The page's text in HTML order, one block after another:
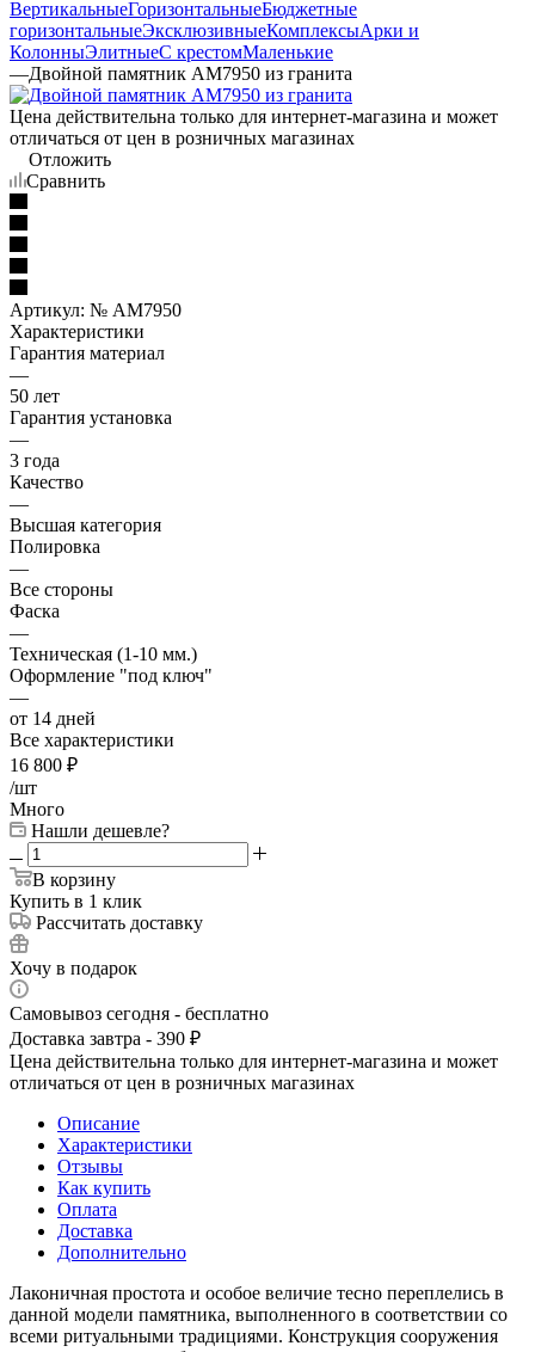
ВертикальныеГоризонтальныеБюджетные
горизонтальныеЭксклюзивныеКомплексыАрки и
КолонныЭлитныеС крестомМаленькие
—Двойной памятник AM7950 из гранита
Цена действительна только для интернет-магазина и может
отличаться от цен в розничных магазинах
Отложить
Сравнить
Артикул: № AM7950
Характеристики
Гарантия материал
—
50 лет
Гарантия установка
—
3 года
Качество
—
Высшая категория
Полировка
—
Все стороны
Фаска
—
Техническая (1-10 мм.)
Оформление "под ключ"
—
от 14 дней
Все характеристики
16 800 ₽
/шт
Много
Нашли дешевле?
В корзину
Купить в 1 клик
Рассчитать доставку
Хочу в подарок
Самовывоз сегодня - бесплатно
Доставка завтра - 390 ₽
Цена действительна только для интернет-магазина и может
отличаться от цен в розничных магазинах
Описание
Характеристики
Отзывы
Как купить
Оплата
Доставка
Дополнительно
Лаконичная простота и особое величие тесно переплелись в
данной модели памятника, выполненного в соответствии со
всеми ритуальными традициями. Конструкция сооружения